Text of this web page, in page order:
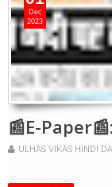
Dec
2023
📰E-
ULHAS VIKAS HINDI